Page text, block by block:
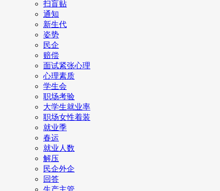
扫盲贴
通知
新生代
姿势
民企
赔偿
面试紧张心理
心理素质
学生会
职场考验
大学生就业率
职场女性着装
就业季
春运
就业人数
解压
民企外企
回答
生产主管